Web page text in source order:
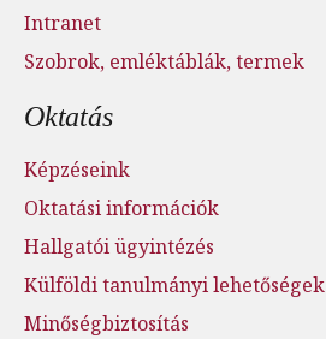
Intranet
Szobrok, emléktáblák, termek
Oktatás
Képzéseink
Oktatási információk
Hallgatói ügyintézés
Külföldi tanulmányi lehetőségek
Minőségbiztosítás